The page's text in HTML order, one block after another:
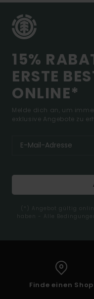
15%
ERSTE
ONLINE*
Melde dich an, um
exklusive Angebote zu
(*) Angebot gültig
haben - Alle
Finde einen Shop